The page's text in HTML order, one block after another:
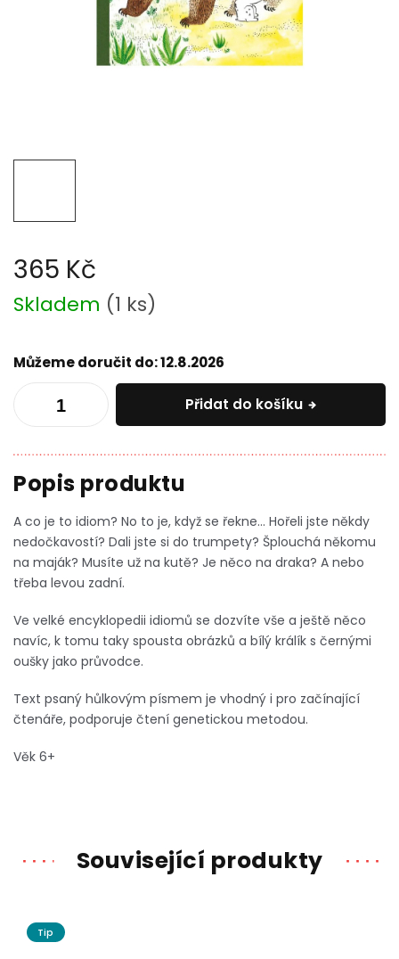
365 Kč
Měrná
cena:
Skladem (1 ks)
Můžeme doručit do:12.8.2026
Přidat do košíku
A co je to idiom? No to je, když se řekne... Hořeli jste někdy
nedočkavostí? Dali jste si do trumpety? Šplouchá někomu
na maják? Musíte už na kutě? Je něco na draka? A nebo
třeba levou zadní.
Ve velké encyklopedii idiomů se dozvíte vše a ještě něco
navíc, k tomu taky spousta obrázků a bílý králík s černými
oušky jako průvodce.
Text psaný hůlkovým písmem je vhodný i pro začínající
čtenáře, podporuje čtení genetickou metodou.
Věk 6+
Související produkty
Tip